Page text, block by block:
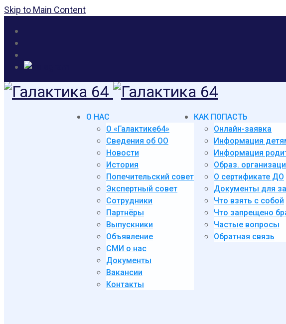
Skip to Main Content
О НАС
О «Галактике64»
Сведения об ОО
Новости
История
Попечительский совет
Экспертный совет
Сотрудники
Партнёры
Выпускники
Объявление
СМИ о нас
Документы
Вакансии
Контакты
КАК ПОПАСТЬ
Онлайн-заявка
Информация
Информация
Образ.
О сертификате ДО
Документы для
Что взять с собой
Что запрещено
Частые вопросы
Обратная связь